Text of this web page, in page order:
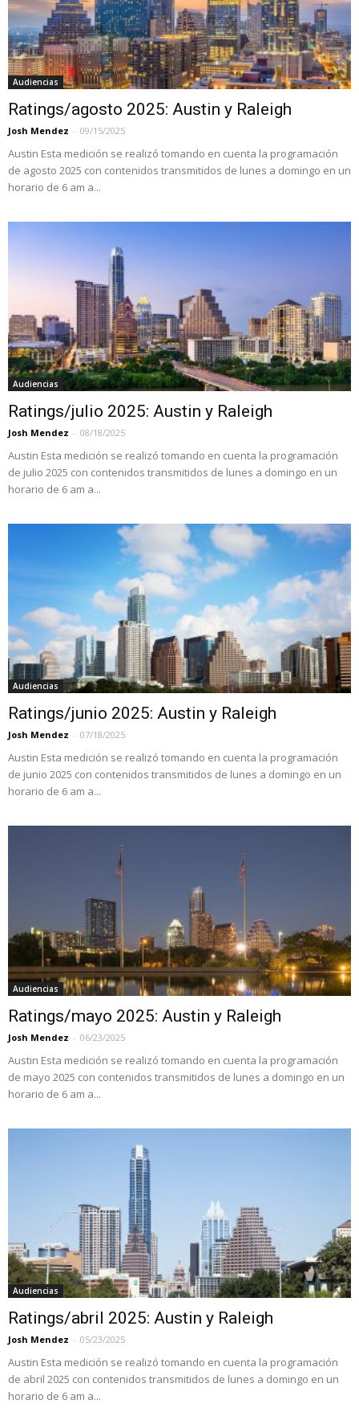
Audiencias
Ratings/agosto 2025: Austin y Raleigh
Josh Mendez - 09/15/2025
Austin Esta medición se realizó tomando en cuenta la programación
de agosto 2025 con contenidos transmitidos de lunes a domingo en un
horario de 6 am a...
Audiencias
Ratings/julio 2025: Austin y Raleigh
Josh Mendez - 08/18/2025
Austin Esta medición se realizó tomando en cuenta la programación
de julio 2025 con contenidos transmitidos de lunes a domingo en un
horario de 6 am a...
Audiencias
Ratings/junio 2025: Austin y Raleigh
Josh Mendez - 07/18/2025
Austin Esta medición se realizó tomando en cuenta la programación
de junio 2025 con contenidos transmitidos de lunes a domingo en un
horario de 6 am a...
Audiencias
Ratings/mayo 2025: Austin y Raleigh
Josh Mendez - 06/23/2025
Austin Esta medición se realizó tomando en cuenta la programación
de mayo 2025 con contenidos transmitidos de lunes a domingo en un
horario de 6 am a...
Audiencias
Ratings/abril 2025: Austin y Raleigh
Josh Mendez - 05/23/2025
Austin Esta medición se realizó tomando en cuenta la programación
de abril 2025 con contenidos transmitidos de lunes a domingo en un
horario de 6 am a...